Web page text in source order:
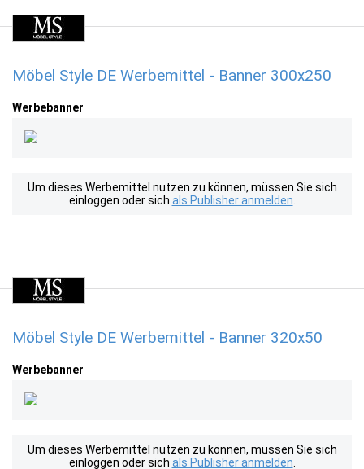
Möbel Style DE Werbemittel - Banner 300x250
Werbebanner
Um dieses Werbemittel nutzen zu können, müssen Sie sich
einloggen oder sich als Publisher anmelden
Möbel Style DE Werbemittel - Banner 320x50
Werbebanner
Um dieses Werbemittel nutzen zu können, müssen Sie sich
einloggen oder sich als Publisher anmelden